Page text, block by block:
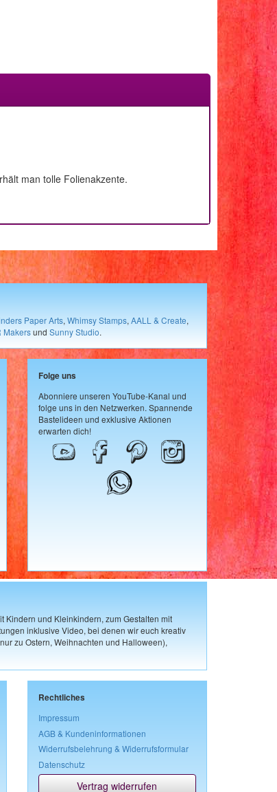
man tolle Folienakzente.
Paper Arts, Whimsy Stamps, AALL & Create,
Makersund Sunny Studio.
Folge uns
Abonniere unseren YouTube-Kanal und
folge uns in den Netzwerken. Spannende
Bastelideen und exklusive Aktionen
erwarten dich!
Kindern und Kleinkindern, zum Gestalten mit
inklusive Video, bei denen wir euch kreativ
zu Ostern, Weihnachten und Halloween),
Rechtliches
Impressum
AGB & Kundeninformationen
Widerrufsbelehrung & Widerrufsformular
Datenschutz
Vertrag widerrufen